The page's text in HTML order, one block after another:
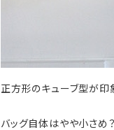
正方形のキューブ型が印
バッグ自体はやや小さめ